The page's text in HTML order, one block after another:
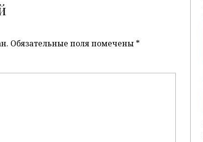
Обязательные поля помечены *